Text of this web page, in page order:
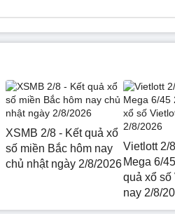
XSMB 2/8 - Kết quả xổ
số miền Bắc hôm nay
chủ nhật ngày 2/8/2026
Vietlott 2/
Mega 6/
quả xổ số
nay 2/8/